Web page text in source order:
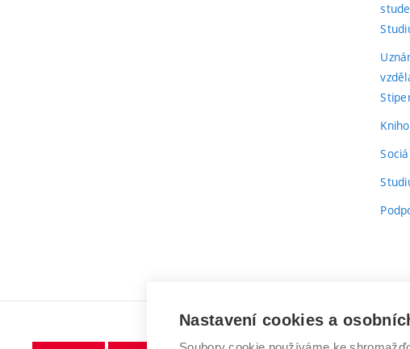
Nastavení cookies a